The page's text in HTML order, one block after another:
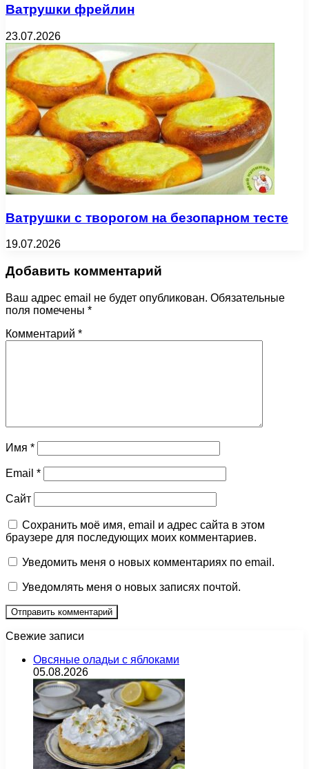
Ватрушки фрейлин
23.07.2026
Ватрушки с творогом на безопарном тесте
19.07.2026
Добавить комментарий
Ваш адрес email не будет опубликован. Обязательные
поля помечены *
Комментарий *
Имя *
Email *
Сайт
Сохранить моё имя, email и адрес сайта в этом
браузере для последующих моих комментариев.
Уведомить меня о новых комментариях по email.
Уведомлять меня о новых записях почтой.
Свежие записи
Овсяные оладьи с яблоками
05.08.2026